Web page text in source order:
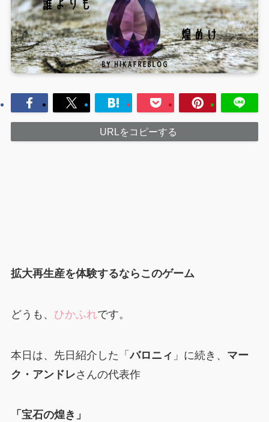
URLをコピーする
拡大再生産を体験するならこのゲーム
どうも、 ひかふれです。
本日は、先日紹介した「バロニィ 」に続き、 マー
ク・アンドレさんの代表作
「宝石の煌き」